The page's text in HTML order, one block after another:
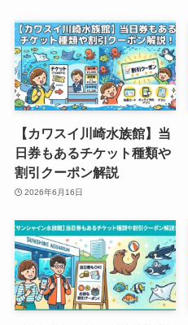
【カワスイ川崎水族館】当
日券もあるチケット種類や
割引クーポン解説
2026年6月16日